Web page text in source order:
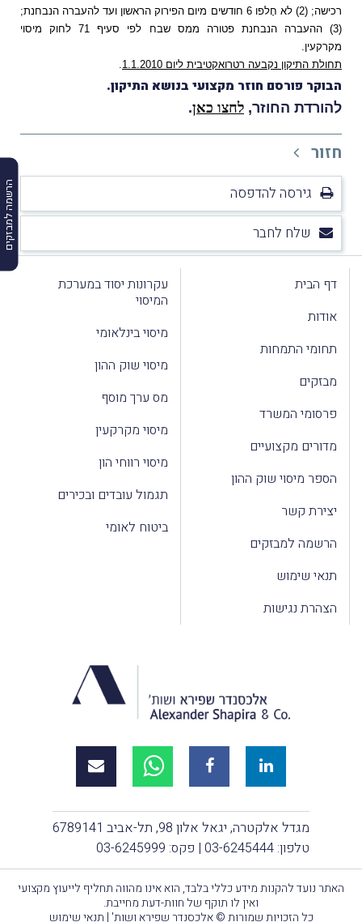
הרשמה למבזקים
רכישה; (2) לא חָלפו 6 חודשים מיום הפירוק הראשון ועד להעברה הנבחנת;
(3) ההעברה הנבחנת פטורה ממס שבח לפי סעיף 71 לחוק מיסוי
מקרקעין.
תחולת התיקון נקבעה רטרואקטיבית ליום 1.1.2010
הבוקר פורסם חוזר מקצועי בנושא התיקון.
להורדת החוזר, לחצו כאן.
חזור
גירסה להדפסה
שלח לחבר
דף הבית
אודות
תחומי התמחות
מבזקים
פרסומי המשרד
מדורים מקצועיים
הספר מיסוי שוק ההון
יצירת קשר
הרשמה למבזקים
תנאי שימוש
הצהרת נגישות
עקרונות יסוד במערכת
המיסוי
מיסוי בינלאומי
מיסוי שוק ההון
מס ערך מוסף
מיסוי מקרקעין
מיסוי רווחי הון
תגמול עובדים ובכירים
ביטוח לאומי
מגדל אלקטרה, יגאל אלון 98, תל-אביב 6789141
טלפון: 03-6245444 | פקס: 03-6245999
האתר נועד להקנות מידע כללי בלבד, הוא אינו מהווה תחליף לייעוץ מקצועי
ואין לו תוקף של חוות-דעת מחייבת.
כל הזכויות שמורות © אלכסנדר שפירא ושות' | תנאי שימוש